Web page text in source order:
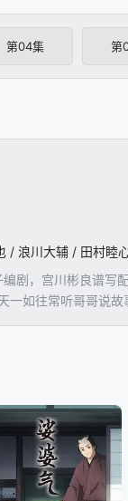
第04集 第
剧，宫川彬良谱
如往常听哥哥说